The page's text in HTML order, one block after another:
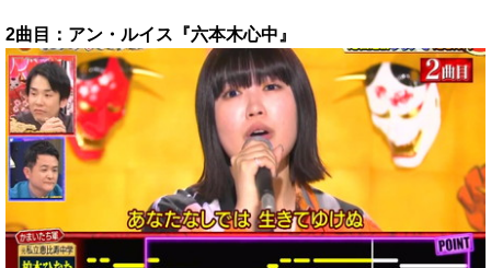
2曲目：アン・ルイス『六本木心中』